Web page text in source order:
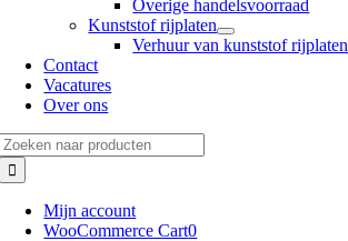
Overige handelsvoorraad
Kunststof rijplaten
Verhuur van kunststof rijplaten
Contact
Vacatures
Over ons
Mijn account
WooCommerce Cart0